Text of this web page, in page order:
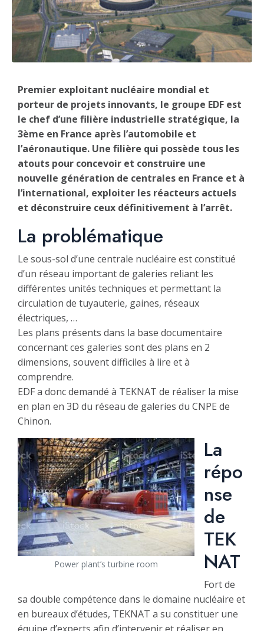
Premier exploitant nucléaire mondial et
porteur de projets innovants, le groupe EDF est
le chef d’une filière industrielle stratégique, la
3ème en France après l’automobile et
l’aéronautique. Une filière qui possède tous les
atouts pour concevoir et construire une
nouvelle génération de centrales en France et à
l’international, exploiter les réacteurs actuels
et déconstruire ceux définitivement à l’arrêt.
La problématique
Le sous-sol d’une centrale nucléaire est constitué
d’un réseau important de galeries reliant les
différentes unités techniques et permettant la
circulation de tuyauterie, gaines, réseaux
électriques, …
Les plans présents dans la base documentaire
concernant ces galeries sont des plans en 2
dimensions, souvent difficiles à lire et à
comprendre.
EDF a donc demandé à TEKNAT de réaliser la mise
en plan en 3D du réseau de galeries du CNPE de
Chinon.
Power plant’s turbine room
La
répo
nse
de
TEK
NAT
Fort de
sa double compétence dans le domaine nucléaire et
en bureaux d’études, TEKNAT a su constituer une
équipe d’experts afin d’intervenir et réaliser en